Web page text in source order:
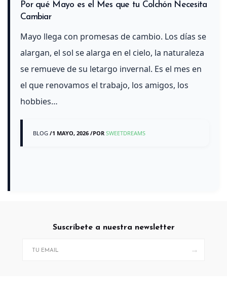
Por qué Mayo es el Mes que tu Colchón Necesita
Cambiar
Mayo llega con promesas de cambio. Los días se
alargan, el sol se alarga en el cielo, la naturaleza
se remueve de su letargo invernal. Es el mes en
el que renovamos el trabajo, los amigos, los
hobbies…
BLOG /1 MAYO, 2026 /POR SWEETDREAMS
Suscríbete a nuestra newsletter
→